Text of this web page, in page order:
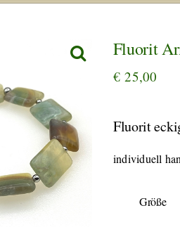
Fluorit
€ 25,00
Fluorit
individuell
Größe